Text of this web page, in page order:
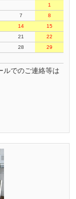
1
7
8
14
15
21
22
28
29
ルでのご連絡等は